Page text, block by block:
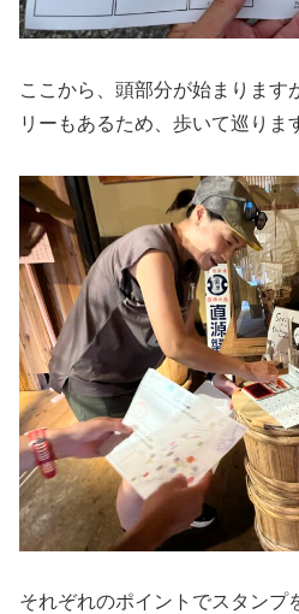
ここから、頭部分が始まります
リーもあるため、歩いて巡りま
それぞれのポイントでスタンプ